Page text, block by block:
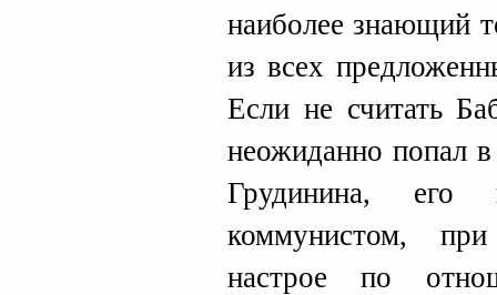
наиболее знающий
из всех
Если не считать
неожиданно попал
Грудинина, его
коммунистом,
настрое по